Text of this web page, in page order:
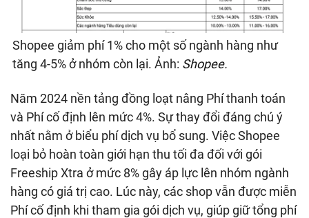
Shopee giảm phí 1% cho một số ngành hàng như
tăng 4-5% ở nhóm còn lại. Ảnh: Shopee.
Năm 2024 nền tảng đồng loạt nâng Phí thanh toán
và Phí cố định lên mức 4%. Sự thay đổi đáng chú ý
nhất nằm ở biểu phí dịch vụ bổ sung. Việc Shopee
loại bỏ hoàn toàn giới hạn thu tối đa đối với gói
Freeship Xtra ở mức 8% gây áp lực lên nhóm ngành
hàng có giá trị cao. Lúc này, các shop vẫn được miễn
Phí cố định khi tham gia gói dịch vụ, giúp giữ tổng phí